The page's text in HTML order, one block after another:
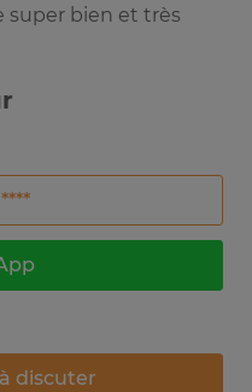
super bien et très
discuter